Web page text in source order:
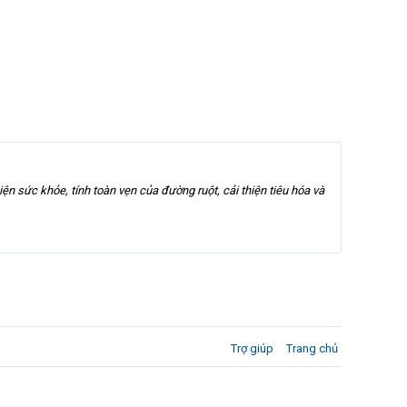
sức khỏe, tính toàn vẹn của đường ruột, cải thiện tiêu hóa và
Trợ giúp Trang chủ